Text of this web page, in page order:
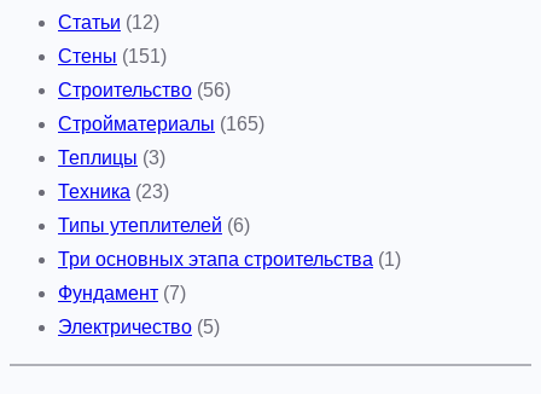
Статьи (12)
Стены (151)
Строительство (56)
Стройматериалы (165)
Теплицы (3)
Техника (23)
Типы утеплителей (6)
Три основных этапа строительства (1)
Фундамент (7)
Электричество (5)